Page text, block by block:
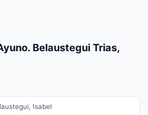
Belaustegui Trias,
Isabel